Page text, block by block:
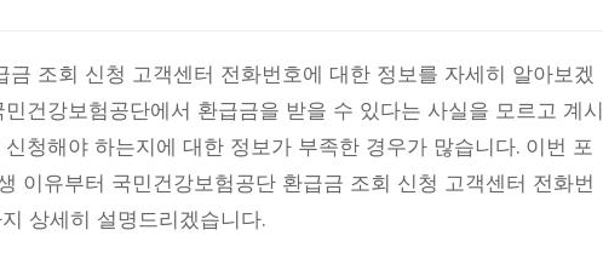
금 조회 신청 고객센터 전화번호에 대한 정보를 자세히 알아보겠
건강보험공단에서 환급금을 받을 수 있다는 사실을 모르고 계시
청해야 하는지에 대한 정보가 부족한 경우가 많습니다. 이번 포
이유부터 국민건강보험공단 환급금 조회 신청 고객센터 전화번
상세히 설명드리겠습니다.